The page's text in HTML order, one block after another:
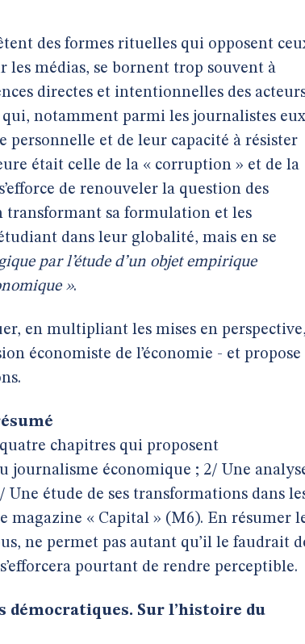
des formes rituelles qui opposent
les médias, se bornent trop souvent à
directes et intentionnelles des
notamment parmi les journalistes
personnelle et de leur capacité à résister
était celle de la « corruption » et de la
de renouveler la question des
transformant sa formulation et les
dans leur globalité, mais en se
par l’étude d’un objet empirique
».
en multipliant les mises en
économiste de l’économie - et propose
chapitres qui proposent
journalisme économique ; 2/ Une
étude de ses transformations dans
magazine « Capital » (M6). En résumer
ne permet pas autant qu’il le faudrait
pourtant de rendre perceptible.
démocratiques. Sur l’histoire du